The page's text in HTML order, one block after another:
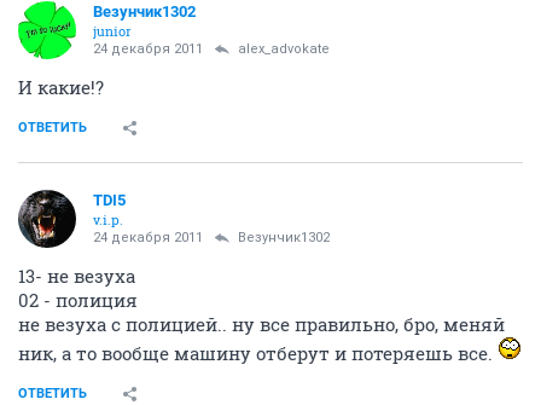
Везунчик1302
junior
24 декабря 2011 alex_advokate
И какие!?
ОТВЕТИТЬ
TDI5
v.i.p.
24 декабря 2011 Везунчик1302
13- не везуха
02 - полиция
не везуха с полицией.. ну все правильно, бро, меняй
ник, а то вообще машину отберут и потеряешь все.
ОТВЕТИТЬ